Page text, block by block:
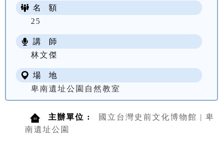
名 額
25
講 師
林文傑
場 地
卑南遺址公園自然教室
主辦單位 :
國立台灣史前文化博物館 | 卑
南遺址公園